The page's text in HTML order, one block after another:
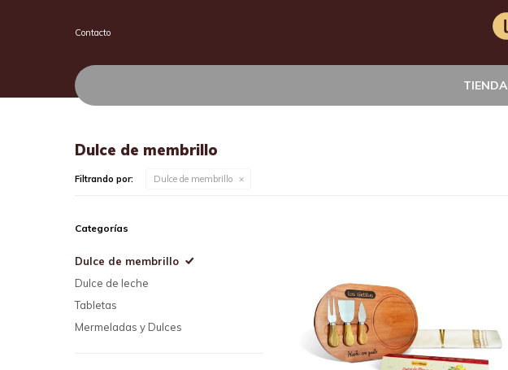
TIENDA
Contacto
Dulce de membrillo
Filtrando por: Dulce de membrillo
Categorías
Dulce de membrillo
Dulce de leche
Tabletas
Mermeladas y Dulces